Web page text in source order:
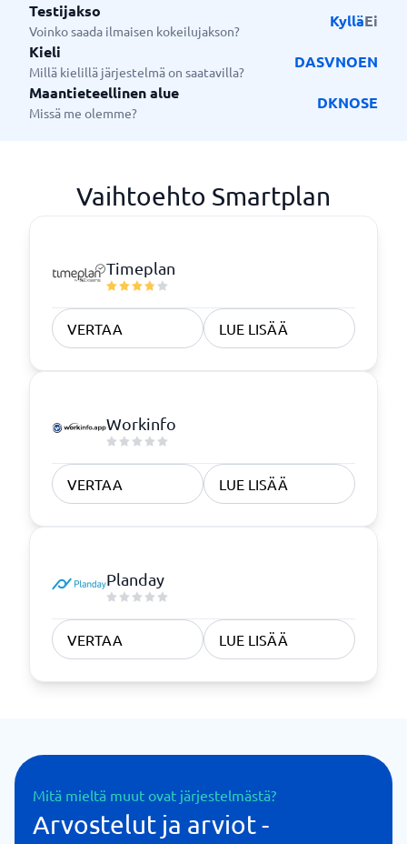
Testijakso
Voinko saada ilmaisen kokeilujakson?
KylläEi
Kieli
Millä kielillä järjestelmä on saatavilla?
DASVNOEN
Maantieteellinen alue
Missä me olemme?
DKNOSE
Vaihtoehto Smartplan
Timeplan
VERTAA LUE LISÄÄ
Workinfo
VERTAA LUE LISÄÄ
Planday
VERTAA LUE LISÄÄ
Mitä mieltä muut ovat järjestelmästä?
Arvostelut ja arviot -